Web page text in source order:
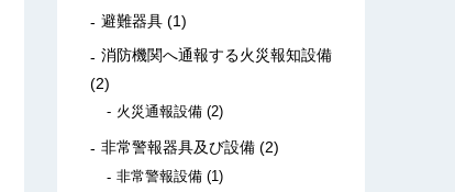
避難器具 (1)
消防機関へ通報する火災報知設備
(2)
火災通報設備 (2)
非常警報器具及び設備 (2)
非常警報設備 (1)